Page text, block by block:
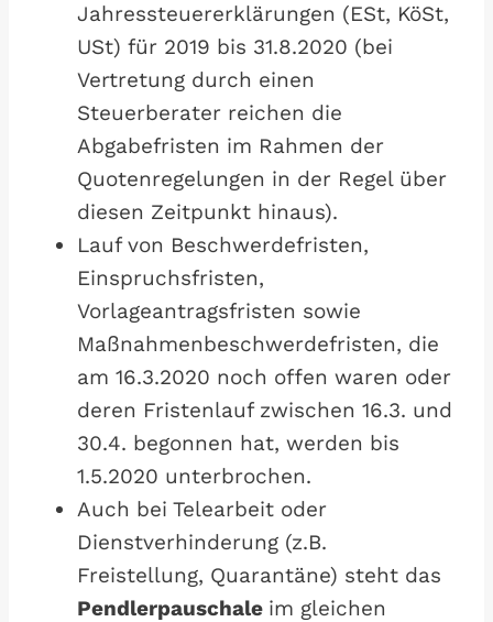
Jahressteuererklärungen (ESt, KöSt,
USt) für 2019 bis 31.8.2020 (bei
Vertretung durch einen
Steuerberater reichen die
Abgabefristen im Rahmen der
Quotenregelungen in der Regel über
diesen Zeitpunkt hinaus).
Lauf von Beschwerdefristen,
Einspruchsfristen,
Vorlageantragsfristen sowie
Maßnahmenbeschwerdefristen, die
am 16.3.2020 noch offen waren oder
deren Fristenlauf zwischen 16.3. und
30.4. begonnen hat, werden bis
1.5.2020 unterbrochen.
Auch bei Telearbeit oder
Dienstverhinderung (z.B.
Freistellung, Quarantäne) steht das
Pendlerpauschale im gleichen